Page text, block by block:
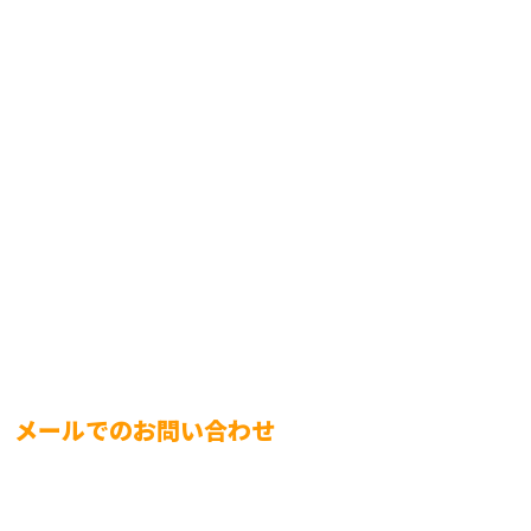
メールでのお問い合わせ